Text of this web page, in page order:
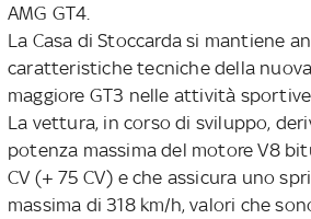
AMG GT4.
La Casa di Stoccarda si mantiene
caratteristiche tecniche della
maggiore GT3 nelle attività
La vettura, in corso di sviluppo,
potenza massima del motore V8
CV (+ 75 CV) e che assicura uno
massima di 318 km/h, valori che